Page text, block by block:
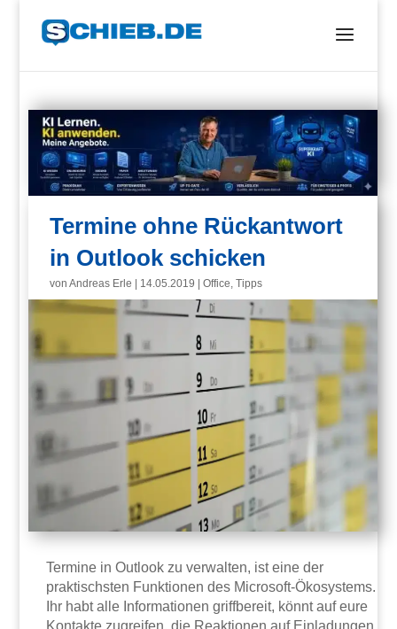
Termine ohne Rückantwort
in Outlook schicken
vonAndreas Erle 14.05.2019 |Office,Tipps
Termine in Outlook zu verwalten, ist eine der
praktischsten Funktionen des Microsoft-Ökosystems.
Ihr habt alle Informationen griffbereit, könnt auf eure